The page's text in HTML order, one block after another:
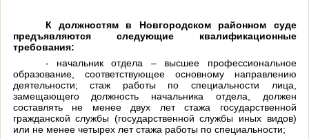
К должностям в Новгородском районном суде
предъявляются следующие квалификационные
требования:
- начальник отдела – высшее профессиональное
образование, соответствующее основному направлению
деятельности; стаж работы по специальности лица,
замещающего должность начальника отдела, должен
составлять не менее двух лет стажа государственной
гражданской службы (государственной службы иных видов)
или не менее четырех лет стажа работы по специальности;